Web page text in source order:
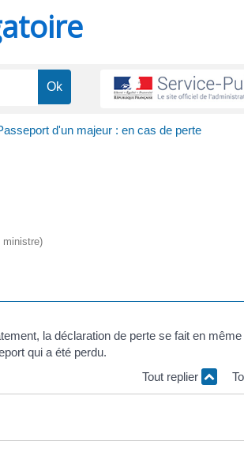
d'un majeur : en cas de perte
ministre)
la déclaration de perte se fait en
qui a été perdu.
Tout replier